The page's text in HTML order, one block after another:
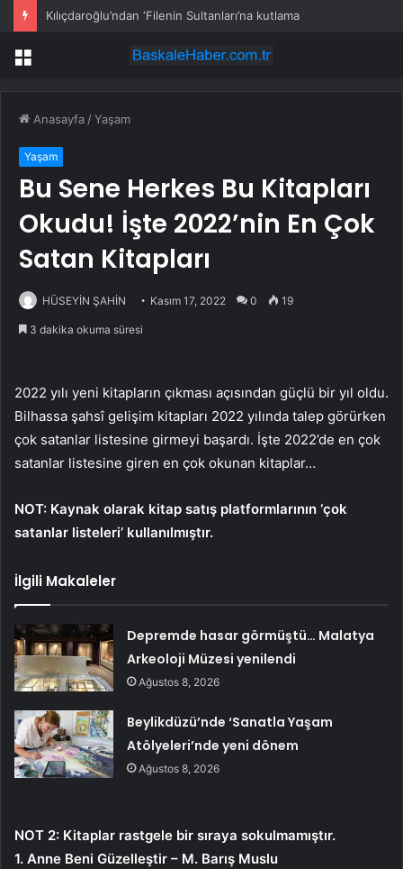
Sitelerde yeni ilan: Mangal arkadaşı aranıyor
Menü
Anasayfa /Yaşam
Yaşam
Bu Sene Herkes Bu Kitapları
Okudu! İşte 2022’nin En Çok
Satan Kitapları
HÜSEYİN ŞAHİN Kasım 17, 2022 0 19
3 dakika okuma süresi
2022 yılı yeni kitapların çıkması açısından güçlü bir yıl oldu.
Bilhassa şahsî gelişim kitapları 2022 yılında talep görürken
çok satanlar listesine girmeyi başardı. İşte 2022’de en çok
satanlar listesine giren en çok okunan kitaplar…
NOT: Kaynak olarak kitap satış platformlarının ‘çok
satanlar listeleri’ kullanılmıştır.
İlgili Makaleler
Depremde hasar görmüştü… Malatya
Arkeoloji Müzesi yenilendi
Ağustos 8, 2026
Beylikdüzü’nde ‘Sanatla Yaşam
Atölyeleri’nde yeni dönem
Ağustos 8, 2026
NOT 2: Kitaplar rastgele bir sıraya sokulmamıştır.
1. Anne Beni Güzelleştir – M. Barış Muslu